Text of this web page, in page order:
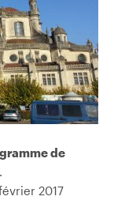
de
2017